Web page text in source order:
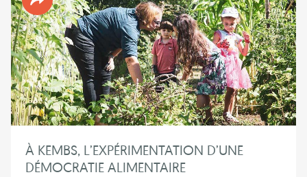
À KEMBS, L’EXPÉRIMENTATION D’UNE
DÉMOCRATIE ALIMENTAIRE